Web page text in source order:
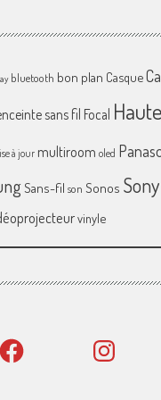
bluetooth bon plan Casque
sans fil Focal
à jour multiroom oled
Sans-fil son Sonos Sony
vinyle
Instagram